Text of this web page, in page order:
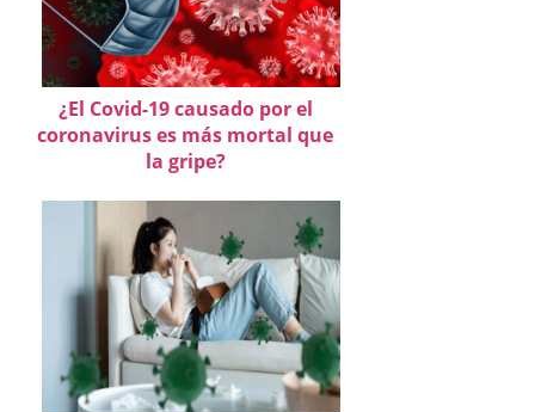
¿El Covid-19 causado por el
coronavirus es más mortal que
la gripe?